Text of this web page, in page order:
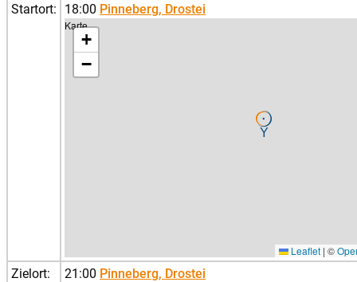
Startort: 18:00 Pinneberg, Drostei
Karte
+
−
Leaflet | ©
Zielort: 21:00 Pinneberg, Drostei